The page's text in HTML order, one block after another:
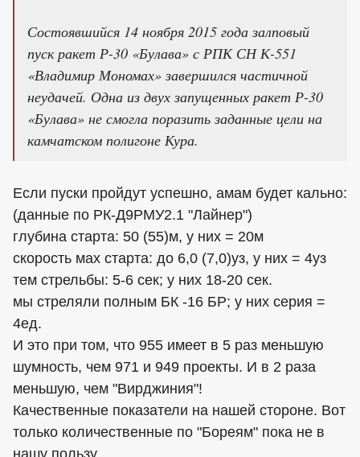
Состоявшийся 14 ноября 2015 года залповый
пуск ракет Р-30 «Булава» с РПК СН К-551
«Владимир Мономах» завершился частичной
неудачей. Одна из двух запущенных ракет Р-30
«Булава» не смогла поразить заданные цели на
камчатском полигоне Кура.
Если пуски пройдут успешно, амам будет кально:
(данные по РК-Д9РМУ2.1 "Лайнер")
глубина старта: 50 (55)м, у них = 20м
скорость мах старта: до 6,0 (7,0)уз, у них = 4уз
тем стрельбы: 5-6 сек; у них 18-20 сек.
мы стреляли полным БК -16 БР; у них серия =
4ед.
И это при том, что 955 имеет в 5 раз меньшую
шумность, чем 971 и 949 проекты. И в 2 раза
меньшую, чем "Вирджиния"!
Качественные показатели на нашей стороне. Вот
только количественные по "Бореям" пока не в
нашу пользу...